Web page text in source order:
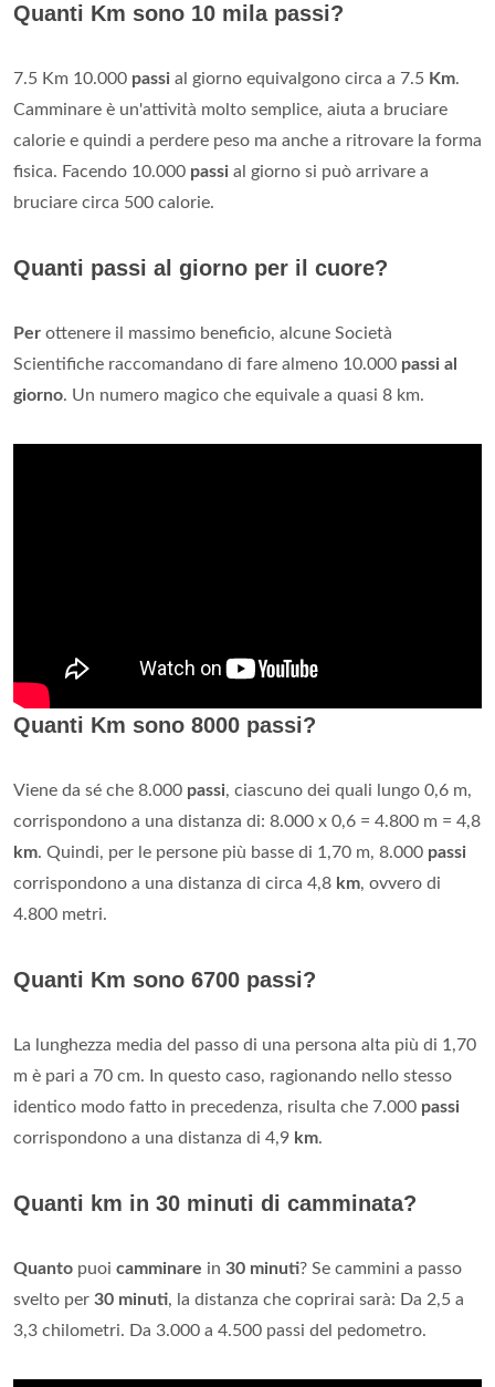
Quanti Km sono 10 mila passi?
7.5 Km 10.000 passi al giorno equivalgono circa a 7.5 Km.
Camminare è un'attività molto semplice, aiuta a bruciare
calorie e quindi a perdere peso ma anche a ritrovare la forma
fisica. Facendo 10.000 passi al giorno si può arrivare a
bruciare circa 500 calorie.
Quanti passi al giorno per il cuore?
Per ottenere il massimo beneficio, alcune Società
Scientifiche raccomandano di fare almeno 10.000 passi al
giorno. Un numero magico che equivale a quasi 8 km.
Quanti Km sono 8000 passi?
Viene da sé che 8.000 passi, ciascuno dei quali lungo 0,6 m,
corrispondono a una distanza di: 8.000 x 0,6 = 4.800 m = 4,8
km. Quindi, per le persone più basse di 1,70 m, 8.000 passi
corrispondono a una distanza di circa 4,8 km, ovvero di
4.800 metri.
Quanti Km sono 6700 passi?
La lunghezza media del passo di una persona alta più di 1,70
m è pari a 70 cm. In questo caso, ragionando nello stesso
identico modo fatto in precedenza, risulta che 7.000 passi
corrispondono a una distanza di 4,9 km.
Quanti km in 30 minuti di camminata?
Quanto puoi camminare in 30 minuti? Se cammini a passo
svelto per 30 minuti, la distanza che coprirai sarà: Da 2,5 a
3,3 chilometri. Da 3.000 a 4.500 passi del pedometro.